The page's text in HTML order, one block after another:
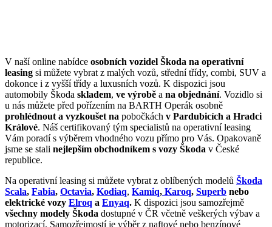
V naší online nabídce osobních vozidel Škoda na operativní
leasing si můžete vybrat z malých vozů, střední třídy, combi, SUV a
dokonce i z vyšší třídy a luxusních vozů. K dispozici jsou
automobily Škoda skladem, ve výrobě a na objednání. Vozidlo si
u nás můžete před pořízením na BARTH Operák osobně
prohlédnout a vyzkoušet na pobočkách v Pardubicích a Hradci
Králové. Náš certifikovaný tým specialistů na operativní leasing
Vám poradí s výběrem vhodného vozu přímo pro Vás. Opakovaně
jsme se stali nejlepším obchodníkem s vozy Škoda v České
republice.
Na operativní leasing si můžete vybrat z oblíbených modelů Škoda
Scala, Fabia, Octavia, Kodiaq, Kamiq, Karoq, Superb nebo
elektrické vozy Elroq a Enyaq. K dispozici jsou samozřejmě
všechny modely Škoda dostupné v ČR včetně veškerých výbav a
motorizací. Samozřejmostí je výběr z naftové nebo benzínové